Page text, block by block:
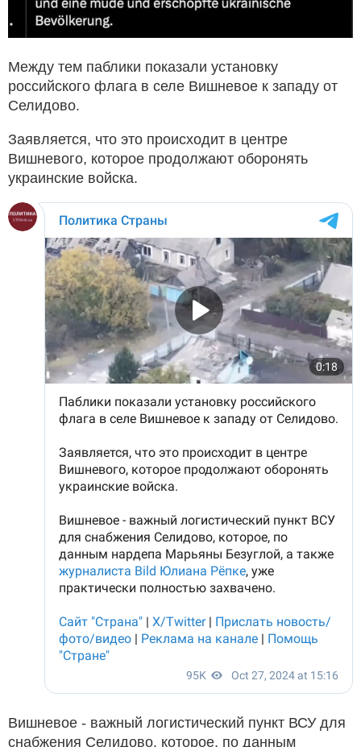
Между тем паблики показали установку
российского флага в селе Вишневое к западу от
Селидово.
Заявляется, что это происходит в центре
Вишневого, которое продолжают оборонять
украинские войска.
Вишневое - важный логистический пункт ВСУ для
снабжения Селидово, которое, по данным